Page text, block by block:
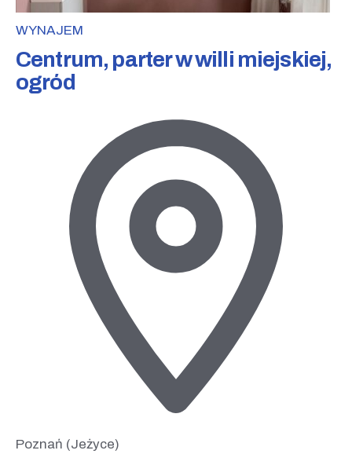
WYNAJEM
Centrum, parter w willi miejskiej,
ogród
Poznań (Jeżyce)